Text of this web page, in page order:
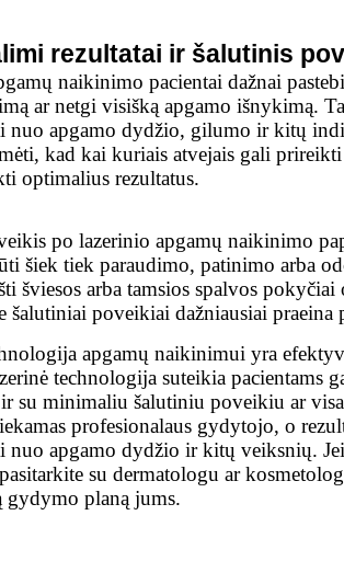
rezultatai ir šalutinis
naikinimo pacientai dažnai
ar netgi visišką apgamo išnykimą.
nuo apgamo dydžio, gilumo ir kitų
kad kai kuriais atvejais gali
optimalius rezultatus.
po lazerinio apgamų naikinimo
šiek tiek paraudimo, patinimo arba
šviesos arba tamsios spalvos
šalutiniai poveikiai dažniausiai praeina
apgamų naikinimui yra
technologija suteikia pacientams
su minimaliu šalutiniu poveikiu ar
profesionalaus gydytojo, o
nuo apgamo dydžio ir kitų veiksnių.
su dermatologu ar
gydymo planą jums.